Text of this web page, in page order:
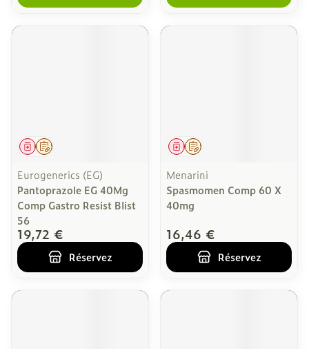
Sur prescription
Médicament
Eurogenerics (EG)
Pantoprazole EG 40Mg
Comp Gastro Resist Blist
56
19,72 €
Réservez
Sur prescription
Médicament
Menarini
Spasmomen Comp 60 X
40mg
16,46 €
Réservez